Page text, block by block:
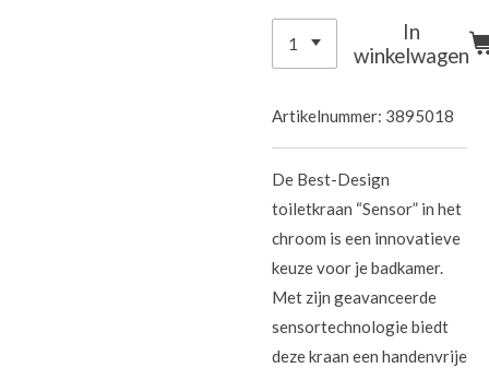
In
winkelwagen
Artikelnummer: 3895018
De Best-Design
toiletkraan “Sensor” in het
chroom is een innovatieve
keuze voor je badkamer.
Met zijn geavanceerde
sensortechnologie biedt
deze kraan een handenvrije